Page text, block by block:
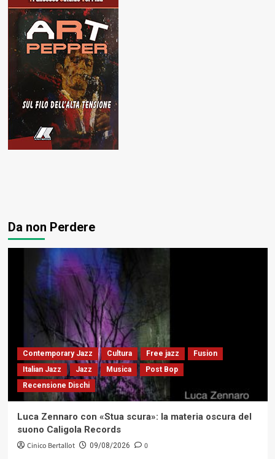
Da non Perdere
Contemporary Jazz Cultura Free jazz
Fusion
Italian Jazz
Jazz Musica
Post Bop
Recensione Dischi
Luca Zennaro con «Stua scura»: la materia oscura del
suono Caligola Records
Cinico Bertallot 09/08/2026 0